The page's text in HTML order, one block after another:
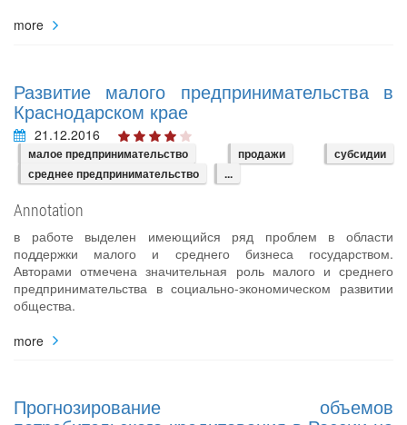
more
Развитие малого предпринимательства в
Краснодарском крае
21.12.2016
малое предпринимательство продажи
субсидии
среднее предпринимательство
...
Annotation
в работе выделен имеющийся ряд проблем в области
поддержки малого и среднего бизнеса государством.
Авторами отмечена значительная роль малого и среднего
предпринимательства в социально-экономическом развитии
общества.
more
Прогнозирование объемов